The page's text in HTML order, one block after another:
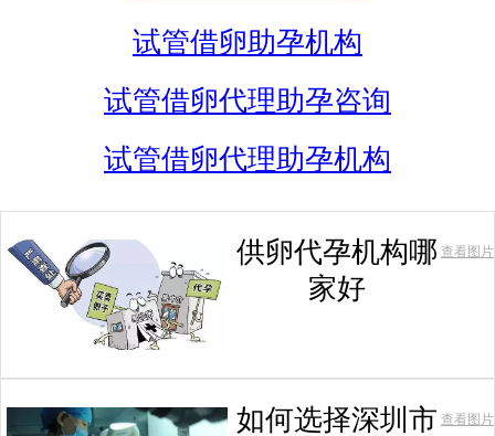
试管借卵助孕机构
试管借卵代理助孕咨询
试管借卵代理助孕机构
供卵代孕机构哪
家好
查看图片
如何选择深圳市 查看图片